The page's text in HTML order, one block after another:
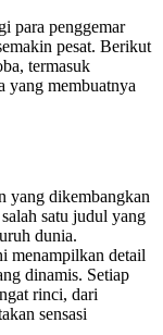
para penggemar
pesat. Berikut
termasuk
yang membuatnya
yang dikembangkan
satu judul yang
dunia.
menampilkan detail
dinamis. Setiap
rinci, dari
sensasi